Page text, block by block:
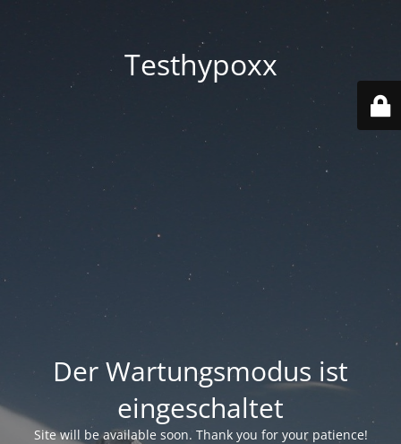
Testhypoxx
Der Wartungsmodus ist
eingeschaltet
Site will be available soon. Thank you for your patience!